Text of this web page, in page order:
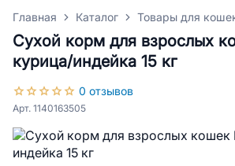
Главная Каталог Товары для
Сухой корм для взрослых
курица/индейка 15 кг
0 отзывов
Арт. 1140163505